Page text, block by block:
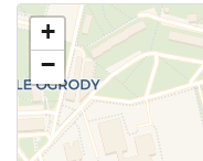
Użyj tego
zmianach w
+
−